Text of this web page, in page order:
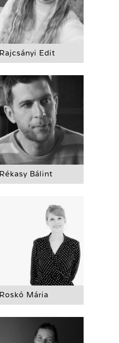
Rajcsányi Edit
Rékasy Bálint
Roskó Mária